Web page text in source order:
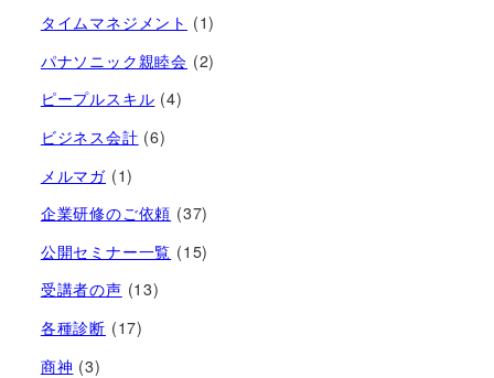
タイムマネジメント (1)
パナソニック親睦会 (2)
ピープルスキル (4)
ビジネス会計 (6)
メルマガ (1)
企業研修のご依頼 (37)
公開セミナー一覧 (15)
受講者の声 (13)
各種診断 (17)
商神 (3)